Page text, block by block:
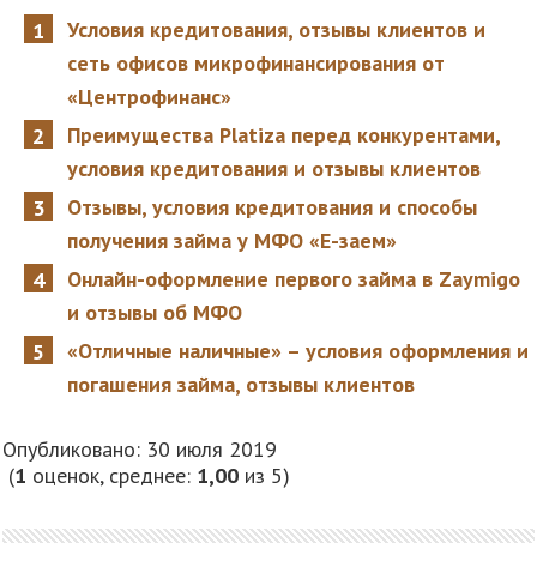
Условия кредитования, отзывы клиентов и
сеть офисов микрофинансирования от
«Центрофинанс»
Преимущества Platiza перед конкурентами,
условия кредитования и отзывы клиентов
Отзывы, условия кредитования и способы
получения займа у МФО «Е-заем»
Онлайн-оформление первого займа в Zaymigo
и отзывы об МФО
«Отличные наличные» – условия оформления и
погашения займа, отзывы клиентов
Опубликовано: 30 июля 2019
(1 оценок, среднее: 1,00 из 5)